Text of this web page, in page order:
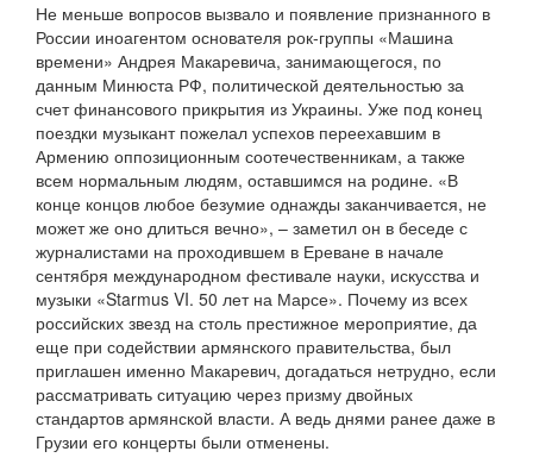
Не меньше вопросов вызвало и появление признанного в
России иноагентом основателя рок-группы «Машина
времени» Андрея Макаревича, занимающегося, по
данным Минюста РФ, политической деятельностью за
счет финансового прикрытия из Украины. Уже под конец
поездки музыкант пожелал успехов переехавшим в
Армению оппозиционным соотечественникам, а также
всем нормальным людям, оставшимся на родине. «В
конце концов любое безумие однажды заканчивается, не
может же оно длиться вечно», – заметил он в беседе с
журналистами на проходившем в Ереване в начале
сентября международном фестивале науки, искусства и
музыки «Starmus VI. 50 лет на Марсе». Почему из всех
российских звезд на столь престижное мероприятие, да
еще при содействии армянского правительства, был
приглашен именно Макаревич, догадаться нетрудно, если
рассматривать ситуацию через призму двойных
стандартов армянской власти. А ведь днями ранее даже в
Грузии его концерты были отменены.